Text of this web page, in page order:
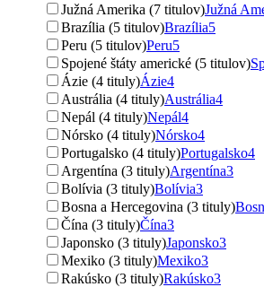
Južná Amerika (7 titulov)Južná
Brazília (5 titulov)Brazília5
Peru (5 titulov)Peru5
Spojené štáty americké (5 titulov)
Ázie (4 tituly)Ázie4
Austrália (4 tituly)Austrália4
Nepál (4 tituly)Nepál4
Nórsko (4 tituly)Nórsko4
Portugalsko (4 tituly)Portugalsko4
Argentína (3 tituly)Argentína3
Bolívia (3 tituly)Bolívia3
Bosna a Hercegovina (3 tituly)
Čína (3 tituly)Čína3
Japonsko (3 tituly)Japonsko3
Mexiko (3 tituly)Mexiko3
Rakúsko (3 tituly)Rakúsko3